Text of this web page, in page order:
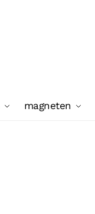
magneten